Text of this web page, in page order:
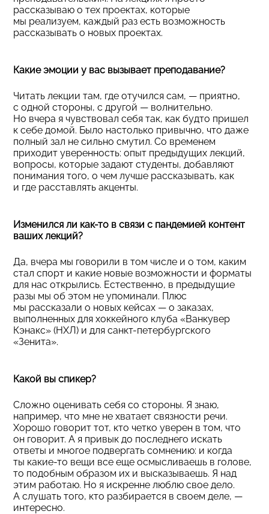
рассказываю о тех проектах, которые
мы реализуем, каждый раз есть возможность
рассказывать о новых проектах.
Какие эмоции у вас вызывает преподавание?
Читать лекции там, где отучился сам, — приятно,
с одной стороны, с другой — волнительно.
Но вчера я чувствовал себя так, как будто пришел
к себе домой. Было настолько привычно, что даже
полный зал не сильно смутил. Со временем
приходит уверенность: опыт предыдущих лекций,
вопросы, которые задают студенты, добавляют
понимания того, о чем лучше рассказывать, как
и где расставлять акценты.
Изменился ли как-то в связи с пандемией контент
ваших лекций?
Да, вчера мы говорили в том числе и о том, каким
стал спорт и какие новые возможности и форматы
для нас открылись. Естественно, в предыдущие
разы мы об этом не упоминали. Плюс
мы рассказали о новых кейсах — о заказах,
выполненных для хоккейного клуба «Ванкувер
Кэнакс» (НХЛ) и для санкт-петербургского
«Зенита».
Какой вы спикер?
Сложно оценивать себя со стороны. Я знаю,
например, что мне не хватает связности речи.
Хорошо говорит тот, кто четко уверен в том, что
он говорит. А я привык до последнего искать
ответы и многое подвергать сомнению: и когда
ты какие-то вещи все еще осмысливаешь в голове,
то подобным образом их и высказываешь. Я над
этим работаю. Но я искренне люблю свое дело.
А слушать того, кто разбирается в своем деле, —
интересно.